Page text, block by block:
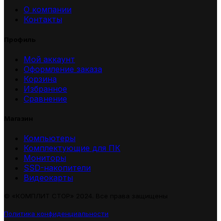
О компании
Контакты
Мой аккаунт
Оформление заказа
Корзина
Избранное
Сравнение
Компьютеры
Комплектующие для ПК
Мониторы
SSD-накопители
Видеокарты
Политика конфиденциальности